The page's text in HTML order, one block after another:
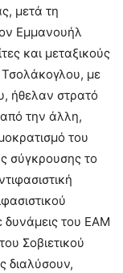
μετά τη
Εμμανουήλ
και μεταξικούς
Τσολάκογλου, με
ήθελαν στρατό
την άλλη,
του
σύγκρουσης το
δυνάμεις του ΕΑΜ
Σοβιετικού
διαλύσουν,